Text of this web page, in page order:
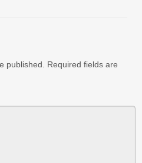
published.
Required fields are